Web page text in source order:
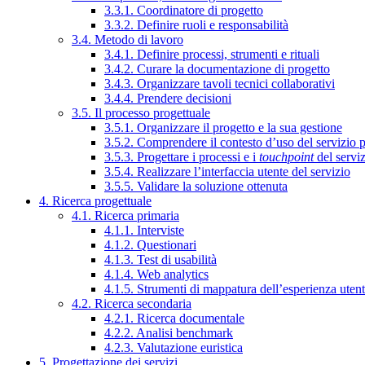
3.3.1. Coordinatore di progetto
3.3.2. Definire ruoli e responsabilità
3.4. Metodo di lavoro
3.4.1. Definire processi, strumenti e rituali
3.4.2. Curare la documentazione di progetto
3.4.3. Organizzare tavoli tecnici collaborativi
3.4.4. Prendere decisioni
3.5. Il processo progettuale
3.5.1. Organizzare il progetto e la sua gestione
3.5.2. Comprendere il contesto d’uso del servizio
3.5.3. Progettare i processi e i touchpointdel
3.5.4. Realizzare l’interfaccia utente del servizio
3.5.5. Validare la soluzione ottenuta
4. Ricerca progettuale
4.1. Ricerca primaria
4.1.1. Interviste
4.1.2. Questionari
4.1.3. Test di usabilità
4.1.4. Web analytics
4.1.5. Strumenti di mappatura dell’esperienza
4.2. Ricerca secondaria
4.2.1. Ricerca documentale
4.2.2. Analisi benchmark
4.2.3. Valutazione euristica
5. Progettazione dei servizi